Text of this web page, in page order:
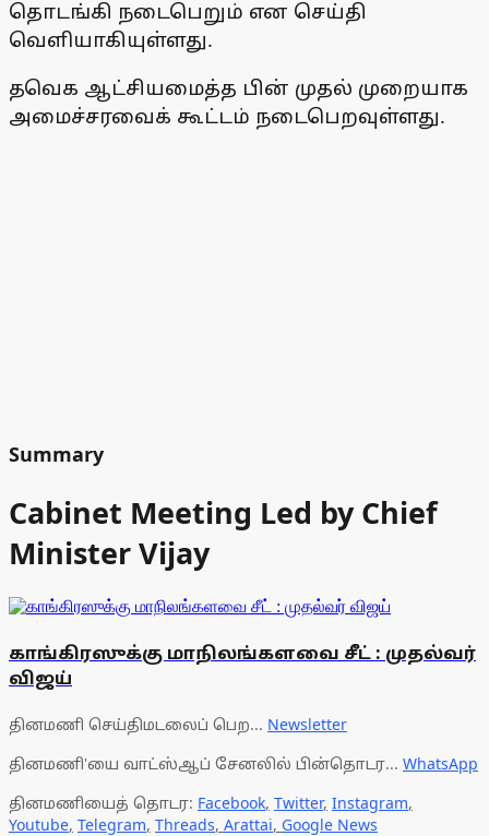
தொடங்கி நடைபெறும் என செய்தி
வெளியாகியுள்ளது.
தவெக ஆட்சியமைத்த பின் முதல் முறையாக
அமைச்சரவைக் கூட்டம் நடைபெறவுள்ளது.
Summary
Cabinet Meeting Led by Chief
Minister Vijay
காங்கிரஸுக்கு மாநிலங்களவை சீட் : முதல்வர்
விஜய்
தினமணி செய்திமடலைப் பெற... Newsletter
தினமணி'யை வாட்ஸ்ஆப் சேனலில் பின்தொடர... WhatsApp
தினமணியைத் தொடர: Facebook, Twitter, Instagram,
Youtube, Telegram, Threads, Arattai, Google News